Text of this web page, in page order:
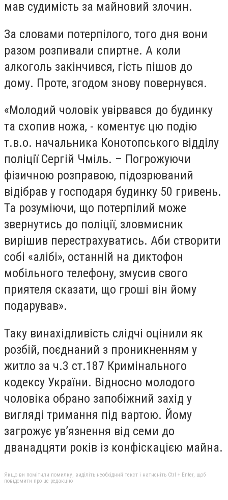
мав судимість за майновий злочин.
За словами потерпілого, того дня вони
разом розпивали спиртне. А коли
алкоголь закінчився, гість пішов до
дому. Проте, згодом знову повернувся.
«Молодий чоловік увірвався до будинку
та схопив ножа, - коментує цю подію
т.в.о. начальника Конотопського відділу
поліції Сергій Чміль. – Погрожуючи
фізичною розправою, підозрюваний
відібрав у господаря будинку 50 гривень.
Та розуміючи, що потерпілий може
звернутись до поліції, зловмисник
вирішив перестрахуватись. Аби створити
собі «алібі», останній на диктофон
мобільного телефону, змусив свого
приятеля сказати, що гроші він йому
подарував».
Таку винахідливість слідчі оцінили як
розбій, поєднаний з проникненням у
житло за ч.3 ст.187 Кримінального
кодексу України. Відносно молодого
чоловіка обрано запобіжний захід у
вигляді тримання під вартою. Йому
загрожує ув’язнення від семи до
дванадцяти років із конфіскацією майна.
Якщо ви помітили помилку, виділіть необхідний текст і натисніть Ctrl + Enter, щоб
повідомити про це редакцію